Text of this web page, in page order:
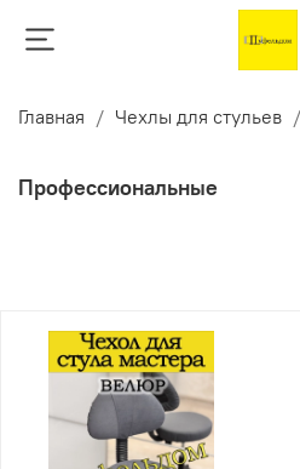
Главная Чехлы для стульев
Профессиональные